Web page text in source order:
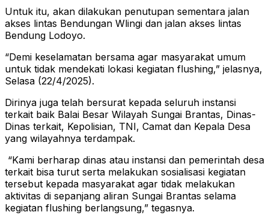
Untuk itu, akan dilakukan penutupan sementara jalan
akses lintas Bendungan Wlingi dan jalan akses lintas
Bendung Lodoyo.
“Demi keselamatan bersama agar masyarakat umum
untuk tidak mendekati lokasi kegiatan flushing,” jelasnya,
Selasa (22/4/2025).
Dirinya juga telah bersurat kepada seluruh instansi
terkait baik Balai Besar Wilayah Sungai Brantas, Dinas-
Dinas terkait, Kepolisian, TNI, Camat dan Kepala Desa
yang wilayahnya terdampak.
“Kami berharap dinas atau instansi dan pemerintah desa
terkait bisa turut serta melakukan sosialisasi kegiatan
tersebut kepada masyarakat agar tidak melakukan
aktivitas di sepanjang aliran Sungai Brantas selama
kegiatan flushing berlangsung,” tegasnya.